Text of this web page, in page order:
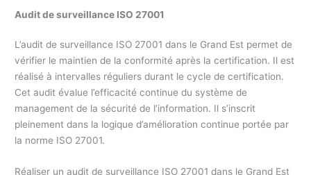
Audit de surveillance ISO 27001
L’audit de surveillance ISO 27001 dans le Grand Est permet de
vérifier le maintien de la conformité après la certification. Il est
réalisé à intervalles réguliers durant le cycle de certification.
Cet audit évalue l’efficacité continue du système de
management de la sécurité de l’information. Il s’inscrit
pleinement dans la logique d’amélioration continue portée par
la norme ISO 27001.
Réaliser un audit de surveillance ISO 27001 dans le Grand Est